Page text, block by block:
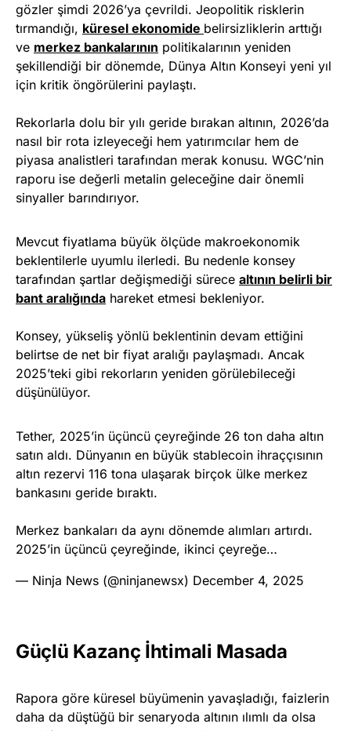
gözler şimdi 2026’ya çevrildi. Jeopolitik risklerin
tırmandığı, küresel ekonomide belirsizliklerin arttığı
ve merkez bankalarının politikalarının yeniden
şekillendiği bir dönemde, Dünya Altın Konseyi yeni yıl
için kritik öngörülerini paylaştı.
Rekorlarla dolu bir yılı geride bırakan altının, 2026’da
nasıl bir rota izleyeceği hem yatırımcılar hem de
piyasa analistleri tarafından merak konusu. WGC’nin
raporu ise değerli metalin geleceğine dair önemli
sinyaller barındırıyor.
Mevcut fiyatlama büyük ölçüde makroekonomik
beklentilerle uyumlu ilerledi. Bu nedenle konsey
tarafından şartlar değişmediği sürece altının belirli bir
bant aralığında hareket etmesi bekleniyor.
Konsey, yükseliş yönlü beklentinin devam ettiğini
belirtse de net bir fiyat aralığı paylaşmadı. Ancak
2025’teki gibi rekorların yeniden görülebileceği
düşünülüyor.
Tether, 2025’in üçüncü çeyreğinde 26 ton daha altın
satın aldı. Dünyanın en büyük stablecoin ihraççısının
altın rezervi 116 tona ulaşarak birçok ülke merkez
bankasını geride bıraktı.
Merkez bankaları da aynı dönemde alımları artırdı.
2025’in üçüncü çeyreğinde, ikinci çeyreğe…
— Ninja News (@ninjanewsx) December 4, 2025
Güçlü Kazanç İhtimali Masada
Rapora göre küresel büyümenin yavaşladığı, faizlerin
daha da düştüğü bir senaryoda altının ılımlı da olsa